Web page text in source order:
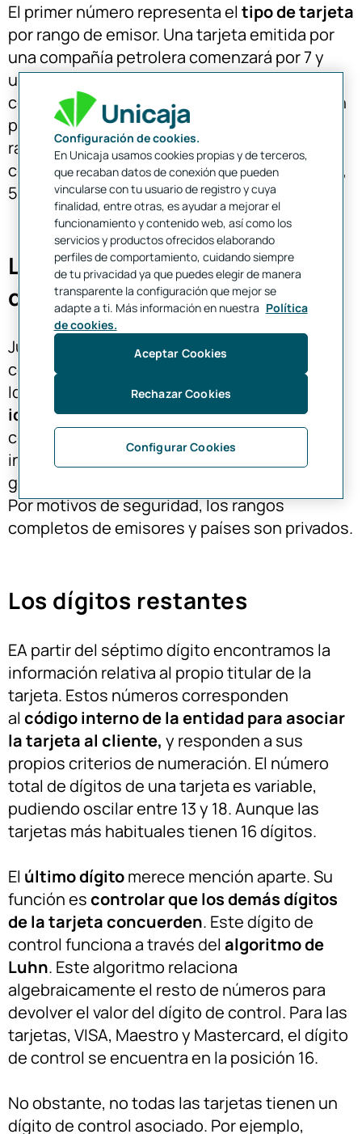
El primer número representa el tipo de tarjeta
por rango de emisor. Una tarjeta emitida por
una compañía petrolera comenzará por 7 y
una tarjeta emitida por una aerolínea
comenzará por 1. Las tarjetas VISA comienzan
por 4; Las Mastercard tienen asignados los
rangos entre 51 y 55 y las tarjetas Maestro
comienzan con algunas de estas series 5018,
5020, 5038, 6304, 6759, 6761, 6763.
Los siete primeros números
de la tarjeta de crédito
Junto con el primer dígito, los 6 restantes
componen el denominado
Identification Number), elnúmero de
identificación de la tarjeta. Este se
compone de un código privado que mezcla
información sobre el tipo de emisor y la zona
geográfica en la que se ha emitido la tarjeta.
Por motivos de seguridad, los rangos
completos de emisores y países son privados.
Los dígitos restantes
EA partir del séptimo dígito encontramos la
información relativa al propio titular de la
tarjeta. Estos números corresponden
al código interno de la entidad para asociar
la tarjeta al cliente, y responden a sus
propios criterios de numeración. El número
total de dígitos de una tarjeta es variable,
pudiendo oscilar entre 13 y 18. Aunque las
tarjetas más habituales tienen 16 dígitos.
El último dígitomerece mención aparte. Su
función escontrolar que los demás dígitos
de la tarjeta concuerden. Este dígito de
control funciona a través del algoritmo de
Luhn. Este algoritmo relaciona
algebraicamente el resto de números para
devolver el valor del dígito de control. Para las
tarjetas, VISA, Maestro y Mastercard, el dígito
de control se encuentra en la posición 16.
No obstante, no todas las tarjetas tienen un
dígito de control asociado. Por ejemplo,
Configuración de cookies.
En Unicaja usamos cookies propias y de terceros,
que recaban datos de conexión que pueden
vincularse con tu usuario de registro y cuya
finalidad, entre otras, es ayudar a mejorar el
funcionamiento y contenido web, así como los
servicios y productos ofrecidos elaborando
perfiles de comportamiento, cuidando siempre
de tu privacidad ya que puedes elegir de manera
transparente la configuración que mejor se
adapte a ti. Más información en nuestra Política
de cookies.
Configurar Cookies
Rechazar Cookies
Aceptar Cookies